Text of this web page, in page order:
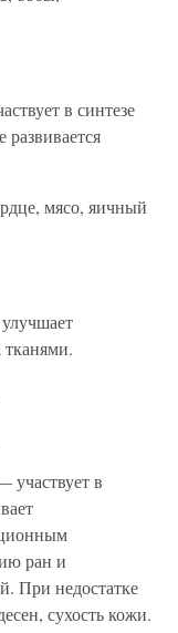
в синтезе
мясо, яичный
участвует в
ран и
При недостатке
сухость кожи.